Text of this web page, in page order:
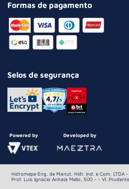
Formas de pagamento
Selos de segurança
Powered by Developed by
Hidromepe Eng. de Manut. Hidr. Ind. e Com.
Prof. Luis Ignácio Anhaia Mello, 500 - - Vl.